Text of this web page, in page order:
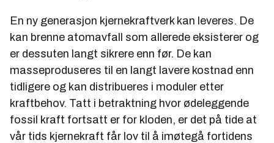
En ny generasjon kjernekraftverk kan leveres. De
kan brenne atomavfall som allerede eksisterer og
er dessuten langt sikrere enn før. De kan
masseproduseres til en langt lavere kostnad enn
tidligere og kan distribueres i moduler etter
kraftbehov. Tatt i betraktning hvor ødeleggende
fossil kraft fortsatt er for kloden, er det på tide at
vår tids kjernekraft får lov til å imøtegå fortidens